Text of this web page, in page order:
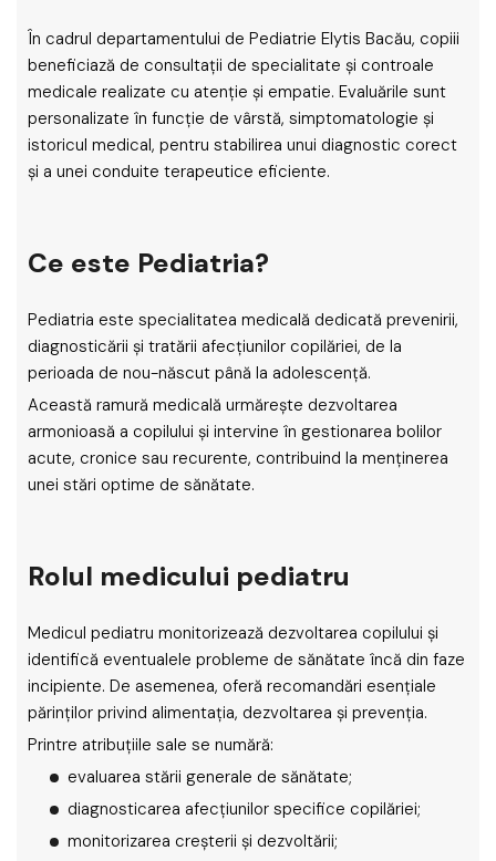
În cadrul departamentului de Pediatrie Elytis Bacău, copiii
beneficiază de consultații de specialitate și controale
medicale realizate cu atenție și empatie. Evaluările sunt
personalizate în funcție de vârstă, simptomatologie și
istoricul medical, pentru stabilirea unui diagnostic corect
și a unei conduite terapeutice eficiente.
Ce este Pediatria?
Pediatria este specialitatea medicală dedicată prevenirii,
diagnosticării și tratării afecțiunilor copilăriei, de la
perioada de nou-născut până la adolescență.
Această ramură medicală urmărește dezvoltarea
armonioasă a copilului și intervine în gestionarea bolilor
acute, cronice sau recurente, contribuind la menținerea
unei stări optime de sănătate.
Rolul medicului pediatru
Medicul pediatru monitorizează dezvoltarea copilului și
identifică eventualele probleme de sănătate încă din faze
incipiente. De asemenea, oferă recomandări esențiale
părinților privind alimentația, dezvoltarea și prevenția.
Printre atribuțiile sale se numără:
evaluarea stării generale de sănătate;
diagnosticarea afecțiunilor specifice copilăriei;
monitorizarea creșterii și dezvoltării;